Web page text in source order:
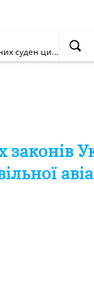
Про прийняття за основу проекту Закону України про внесення змін до деяких законів України щодо пенсійного забезпечення осіб льотних екіпажів повітряних суден цивільної авіації